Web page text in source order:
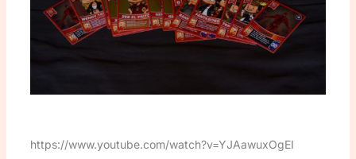
https://www.youtube.com/watch?v=YJAawuxOgEI